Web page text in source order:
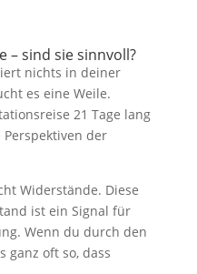
– sind sie sinnvoll?
nichts in deiner
es eine Weile.
21 Tage lang
der
Widerstände. Diese
ist ein Signal für
Wenn du durch den
ganz oft so, dass